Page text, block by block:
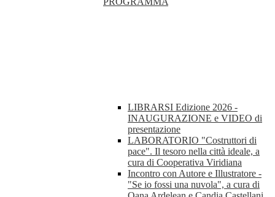
LIBRARSI Edizione 2026 -
INAUGURAZIONE e VIDEO di
presentazione
LABORATORIO "Costruttori di
pace". Il tesoro nella città ideale, a
cura di Cooperativa Viridiana
Incontro con Autore e Illustratore -
"Se io fossi una nuvola", a cura di